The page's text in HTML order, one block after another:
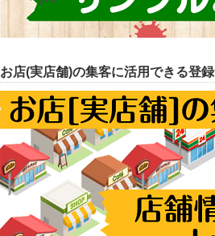
お店(実店舗)の集客に活用できる登